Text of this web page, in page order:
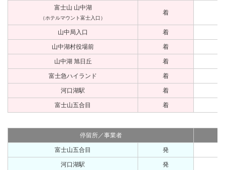
富士山 山中湖
（ホテルマウント富士入口）
着
山中局入口 着
山中湖村役場前 着
山中湖 旭日丘 着
富士急ハイランド 着
河口湖駅 着
富士山五合目 着
停留所／事業者
富士山五合目 発
河口湖駅 発